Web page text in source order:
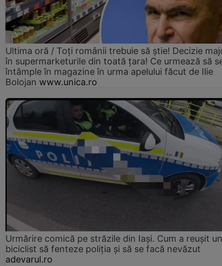
Ultima oră / Toți românii trebuie să știe! Decizie
în supermarketurile din toată țara! Ce urmează să
întâmple în magazine în urma apelului făcut de Ilie
Bolojan www.unica.ro
Urmărire comică pe străzile din Iași. Cum a reușit un
biciclist să fenteze poliția și să se facă nevăzut
adevarul.ro